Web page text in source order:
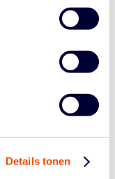
Details tonen